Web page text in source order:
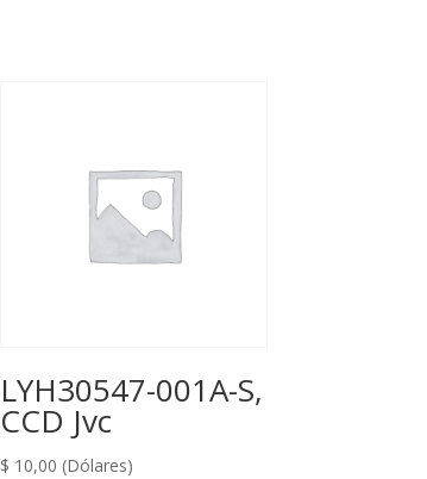
LYH30547-001A-S,
CCD Jvc
$ 10,00 (Dólares)